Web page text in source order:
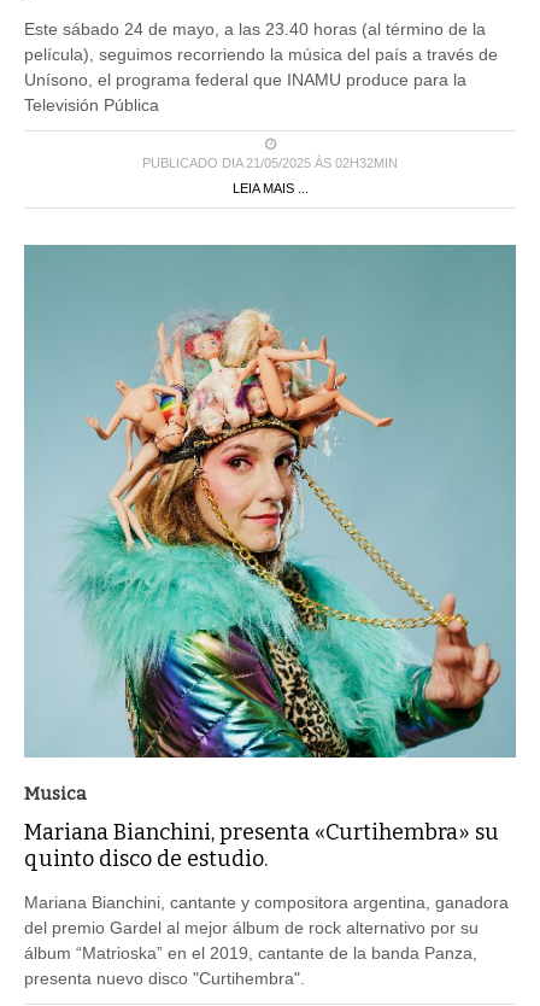
Este sábado 24 de mayo, a las 23.40 horas (al término de la
película), seguimos recorriendo la música del país a través de
Unísono, el programa federal que INAMU produce para la
Televisión Pública
PUBLICADO DIA 21/05/2025 ÀS 02H32MIN
LEIA MAIS ...
Musica
Mariana Bianchini, presenta «Curtihembra» su
quinto disco de estudio.
Mariana Bianchini, cantante y compositora argentina, ganadora
del premio Gardel al mejor álbum de rock alternativo por su
álbum “Matrioska” en el 2019, cantante de la banda Panza,
presenta nuevo disco "Curtihembra".